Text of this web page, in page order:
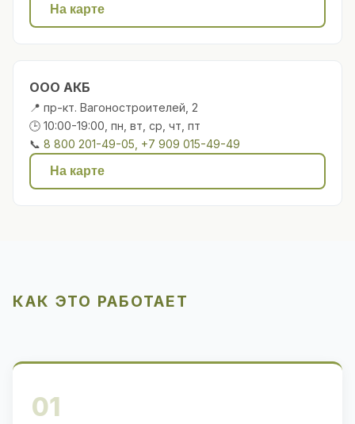
На карте
ООО АКБ
📍 пр-кт. Вагоностроителей, 2
🕒 10:00-19:00, пн, вт, ср, чт, пт
📞 8 800 201-49-05, +7 909 015-49-49
На карте
КАК ЭТО РАБОТАЕТ
01